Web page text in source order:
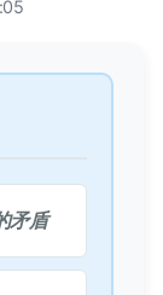
矛盾